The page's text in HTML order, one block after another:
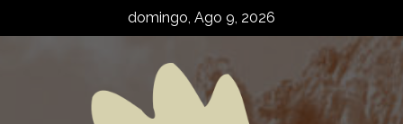
domingo, Ago 9, 2026